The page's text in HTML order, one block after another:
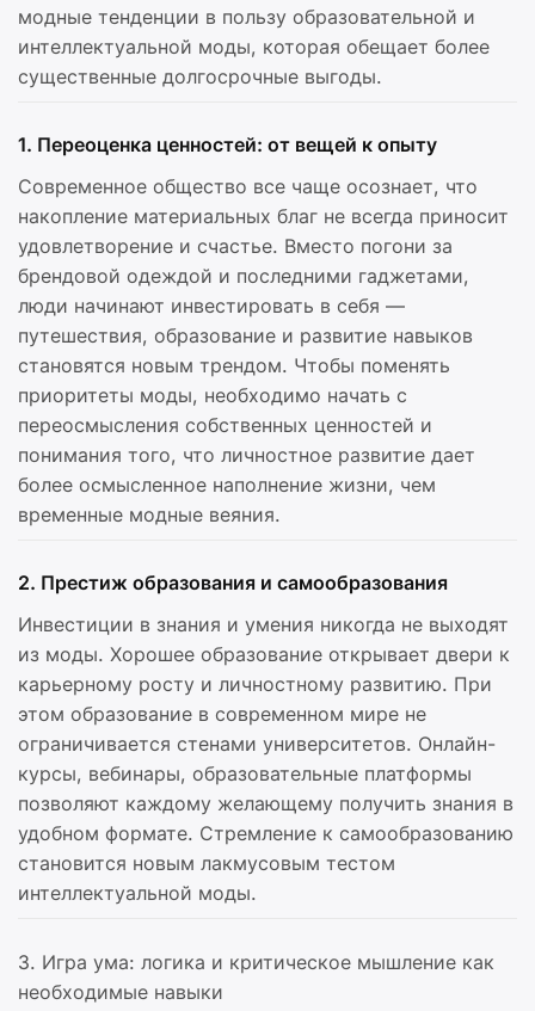
модные тенденции в пользу образовательной и
интеллектуальной моды, которая обещает более
существенные долгосрочные выгоды.
1. Переоценка ценностей: от вещей к опыту
Современное общество все чаще осознает, что
накопление материальных благ не всегда приносит
удовлетворение и счастье. Вместо погони за
брендовой одеждой и последними гаджетами,
люди начинают инвестировать в себя —
путешествия, образование и развитие навыков
становятся новым трендом. Чтобы поменять
приоритеты моды, необходимо начать с
переосмысления собственных ценностей и
понимания того, что личностное развитие дает
более осмысленное наполнение жизни, чем
временные модные веяния.
2. Престиж образования и самообразования
Инвестиции в знания и умения никогда не выходят
из моды. Хорошее образование открывает двери к
карьерному росту и личностному развитию. При
этом образование в современном мире не
ограничивается стенами университетов. Онлайн-
курсы, вебинары, образовательные платформы
позволяют каждому желающему получить знания в
удобном формате. Стремление к самообразованию
становится новым лакмусовым тестом
интеллектуальной моды.
3. Игра ума: логика и критическое мышление как
необходимые навыки